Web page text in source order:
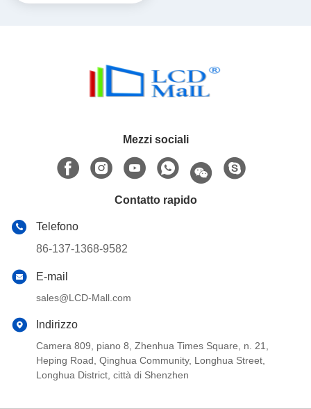
Interfaccia SPI
Mezzi sociali
Contatto rapido
Telefono
86-137-1368-9582
E-mail
sales@LCD-Mall.com
Indirizzo
Camera 809, piano 8, Zhenhua Times Square, n. 21,
Heping Road, Qinghua Community, Longhua Street,
Longhua District, città di Shenzhen